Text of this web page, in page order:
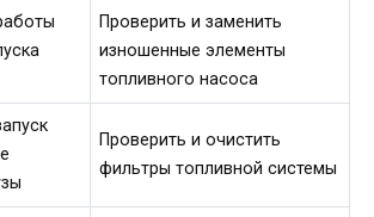
Проверить и заменить
изношенные элементы
топливного насоса
Проверить и очистить
фильтры топливной системы